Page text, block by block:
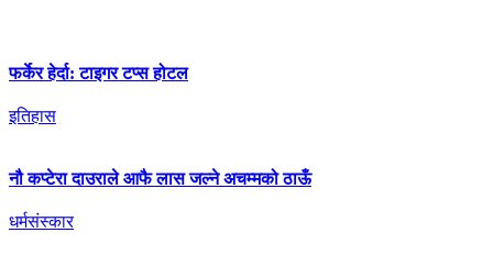
फर्केर हेर्दा: टाइगर टप्स होटल
इतिहास
नौ कप्टेरा दाउराले आफै लास जल्ने अचम्मको ठाऊँ
धर्मसंस्कार